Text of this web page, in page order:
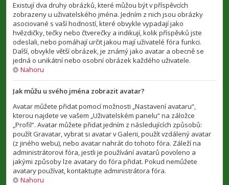
Existují dva druhy obrázků, které můžou být v příspěvcích
zobrazeny u uživatelského jména. Jedním z nich jsou obrázky
asociované s vaší hodností, které obvykle vypadají jako
hvězdičky, tečky nebo čtverečky a indikují, kolik příspěvků jste
odeslali, nebo pomáhají určit jakou mají uživatelé fóra funkci.
Další, obvykle větší obrázek, je známý jako avatar a obecně se
jedná o unikátní nebo osobní obrázek každého uživatele.
Nahoru
Jak můžu u svého jména zobrazit avatar?
Avatar můžete přidat pomocí možnosti „Nastavení avataru“,
kterou najdete ve vašem „Uživatelském panelu“ na záložce
„Profil“. Avatar můžete přidat jedním z následujících způsobů:
použít Gravatar, vybrat si avatar v Galerii, použít vzdálený avatar
(z jiného webu), nebo avatar nahrát do tohoto fóra. Záleží na
administrátorovi fóra, jestli je používání avatarů povoleno a
jakými způsoby lze avatary do fóra přidat. Pokud nemůžete
avatary používat, kontaktujte administrátora fóra.
Nahoru